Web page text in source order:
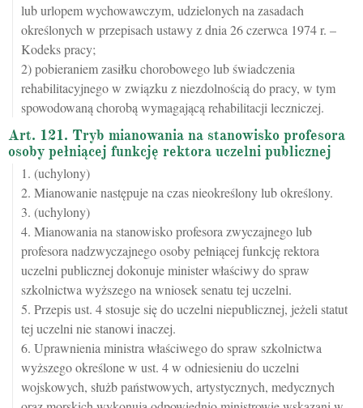
lub urlopem wychowawczym, udzielonych na zasadach
określonych w przepisach ustawy z dnia 26 czerwca 1974 r. –
Kodeks pracy;
2) pobieraniem zasiłku chorobowego lub świadczenia
rehabilitacyjnego w związku z niezdolnością do pracy, w tym
spowodowaną chorobą wymagającą rehabilitacji leczniczej.
Art. 121. Tryb mianowania na stanowisko profesora
osoby pełniącej funkcję rektora uczelni publicznej
1. (uchylony)
2. Mianowanie następuje na czas nieokreślony lub określony.
3. (uchylony)
4. Mianowania na stanowisko profesora zwyczajnego lub
profesora nadzwyczajnego osoby pełniącej funkcję rektora
uczelni publicznej dokonuje minister właściwy do spraw
szkolnictwa wyższego na wniosek senatu tej uczelni.
5. Przepis ust. 4 stosuje się do uczelni niepublicznej, jeżeli statut
tej uczelni nie stanowi inaczej.
6. Uprawnienia ministra właściwego do spraw szkolnictwa
wyższego określone w ust. 4 w odniesieniu do uczelni
wojskowych, służb państwowych, artystycznych, medycznych